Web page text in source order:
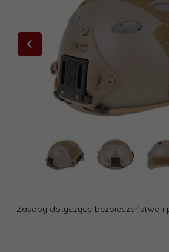
Zasoby dotyczące bezpieczeństwa i